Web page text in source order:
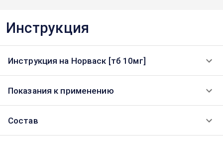
Инструкция
Инструкция на Норваск [тб 10мг]
Показания к применению
Состав